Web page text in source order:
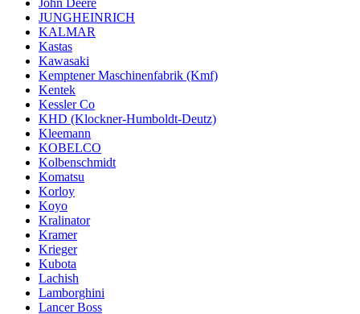
John Deere
JUNGHEINRICH
KALMAR
Kastas
Kawasaki
Kemptener Maschinenfabrik (Kmf)
Kentek
Kessler Co
KHD (Klockner-Humboldt-Deutz)
Kleemann
KOBELCO
Kolbenschmidt
Komatsu
Korloy
Koyo
Kralinator
Kramer
Krieger
Kubota
Lachish
Lamborghini
Lancer Boss